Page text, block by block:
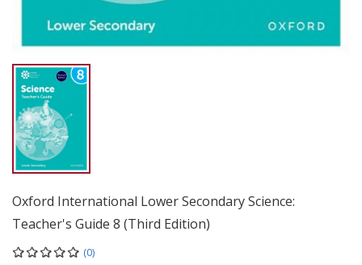
Oxford International Lower Secondary Science:
Teacher's Guide 8 (Third Edition)
(0)